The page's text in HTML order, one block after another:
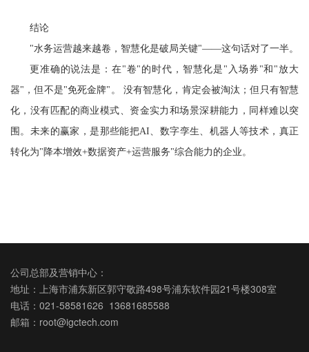
结论
"水务运营越来越卷，智慧化是破局关键"——这句话对了一半。
更准确的说法是：在"卷"的时代，智慧化是"入场券"和"放大
器"，但不是"免死金牌"。 没有智慧化，肯定会被淘汰；但只有智慧
化，没有匹配的商业模式、资金实力和场景深耕能力，同样难以突
围。未来的赢家，是那些能把AI、数字孪生、机器人等技术，真正
转化为"降本增效+数据资产+运营服务"综合能力的企业。
公司总部及营销中心：
地址：上海市浦东新区郭守敬路498号浦东软件园21号楼308室
电话：021-58581626 13681685588
邮箱：root@igctech.com